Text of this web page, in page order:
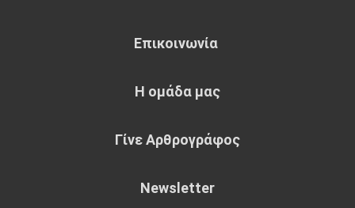
Επικοινωνία
Η ομάδα μας
Γίνε Αρθρογράφος
Newsletter